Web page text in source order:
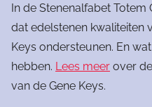
In de Stenenalfabet
dat edelstenen kwaliteiten
Keys ondersteunen. En
hebben. Lees meer over
van de Gene Keys.